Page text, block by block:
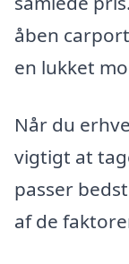
åben
en lukket
Når du
vigtigt at
passer
af de